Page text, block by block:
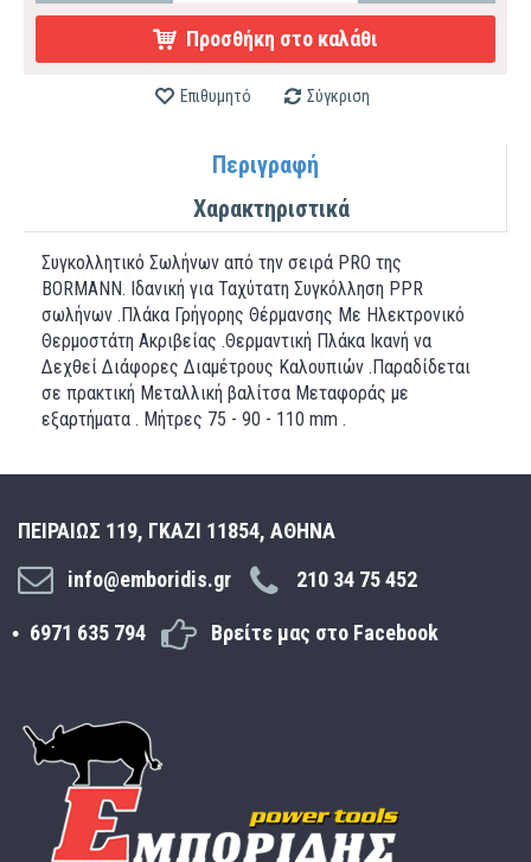
Προσθήκη στο καλάθι
Επιθυμητό Σύγκριση
Περιγραφή
Χαρακτηριστικά
Συγκολλητικό Σωλήνων από την σειρά PRO της
BORMANN. Ιδανική για Ταχύτατη Συγκόλληση PPR
σωλήνων .Πλάκα Γρήγορης Θέρμανσης Με Ηλεκτρονικό
Θερμοστάτη Ακριβείας .Θερμαντική Πλάκα Ικανή να
Δεχθεί Διάφορες Διαμέτρους Καλουπιών .Παραδίδεται
σε πρακτική Μεταλλική βαλίτσα Μεταφοράς με
εξαρτήματα . Μήτρες 75 - 90 - 110 mm .
ΠΕΙΡΑΙΩΣ 119, ΓΚΑΖΙ 11854, ΑΘΗΝΑ
info@emboridis.gr
210 34 75 452
6971 635 794 Βρείτε μας στο Facebook